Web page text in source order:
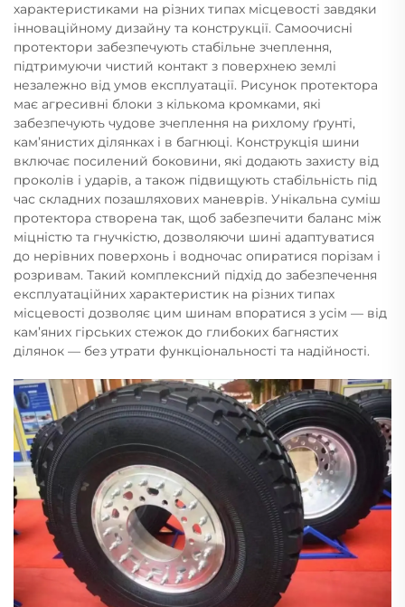
характеристиками на різних типах місцевості завдяки
інноваційному дизайну та конструкції. Самоочисні
протектори забезпечують стабільне зчеплення,
підтримуючи чистий контакт з поверхнею землі
незалежно від умов експлуатації. Рисунок протектора
має агресивні блоки з кількома кромками, які
забезпечують чудове зчеплення на рихлому ґрунті,
кам’янистих ділянках і в багнюці. Конструкція шини
включає посилений боковини, які додають захисту від
проколів і ударів, а також підвищують стабільність під
час складних позашляхових маневрів. Унікальна суміш
протектора створена так, щоб забезпечити баланс між
міцністю та гнучкістю, дозволяючи шині адаптуватися
до нерівних поверхонь і водночас опиратися порізам і
розривам. Такий комплексний підхід до забезпечення
експлуатаційних характеристик на різних типах
місцевості дозволяє цим шинам впоратися з усім — від
кам’яних гірських стежок до глибоких багнястих
ділянок — без утрати функціональності та надійності.